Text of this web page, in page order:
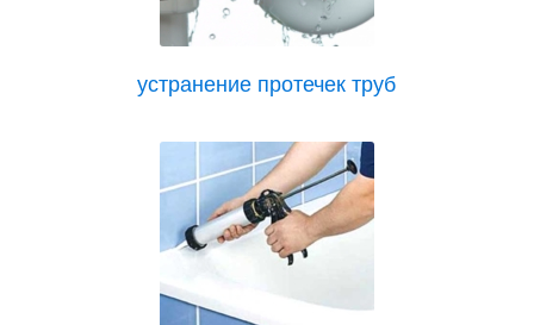
устранение протечек труб